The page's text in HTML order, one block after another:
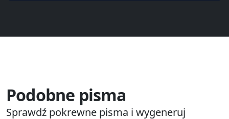
Podobne pisma
Sprawdź pokrewne pisma i wygeneruj